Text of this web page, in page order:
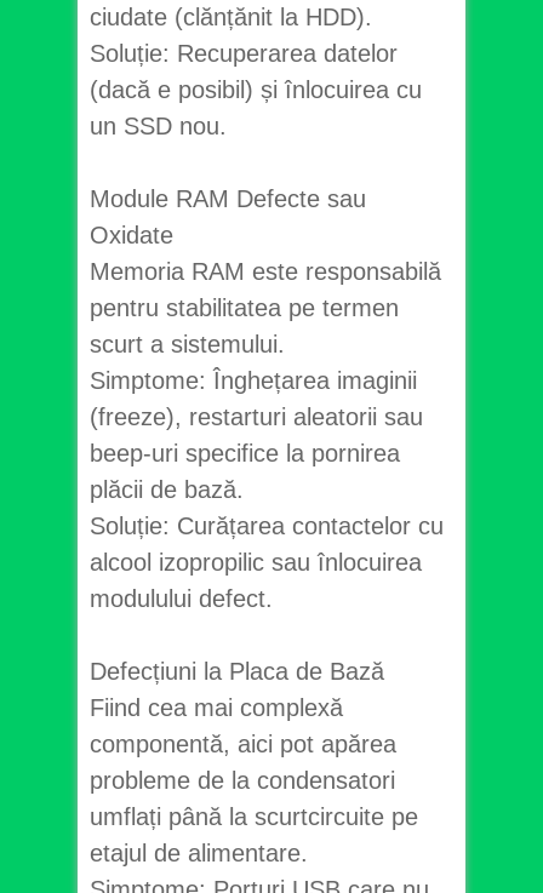
ciudate (clănțănit la HDD).
Soluție: Recuperarea datelor
(dacă e posibil) și înlocuirea cu
un SSD nou.
Module RAM Defecte sau
Oxidate
Memoria RAM este responsabilă
pentru stabilitatea pe termen
scurt a sistemului.
Simptome: Înghețarea imaginii
(freeze), restarturi aleatorii sau
beep-uri specifice la pornirea
plăcii de bază.
Soluție: Curățarea contactelor cu
alcool izopropilic sau înlocuirea
modulului defect.
Defecțiuni la Placa de Bază
Fiind cea mai complexă
componentă, aici pot apărea
probleme de la condensatori
umflați până la scurtcircuite pe
etajul de alimentare.